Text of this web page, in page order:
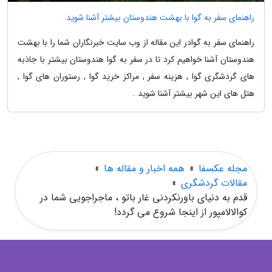
راهنمای سفر به گوا با بهشت هندوستان بیشتر آشنا شوید
راهنمای سفر به گوادر این مقاله از وب سایت خبرنگاران شما را با بهشت
هندوستان آشنا خواهیم کرد تا در سفر به گوا هندوستان بیشتر با جاذبه
های گردشگری گوا , هزینه سفر , مراکز خرید گوا , رستوران های گوا ,
هتل های این شهر بیشتر آشنا شوید .
مجله عکسفا » همه اخبار و مقاله ها »
مقالات گردشگری »
قدم به دنیای باورنکردنی غار باتو ، ماجراجویی شما در
کوالالامپور از اینجا شروع می گردد!